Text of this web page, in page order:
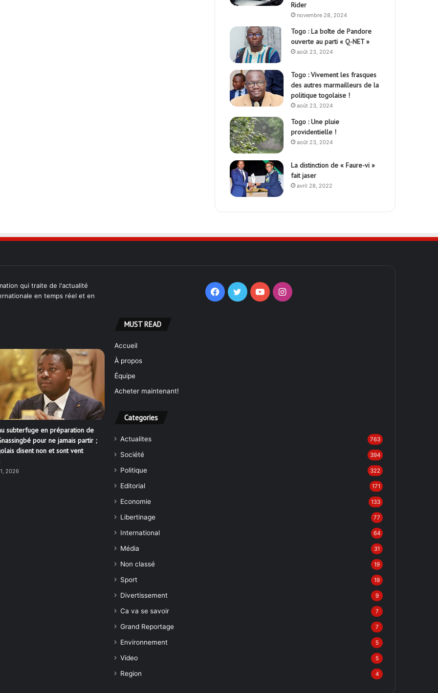
Rider
novembre 28, 2024
Togo : La boîte de Pandore
ouverte au parti « Q-NET »
août 23, 2024
Togo : Vivement les frasques
des autres marmailleurs de la
politique togolaise !
août 23, 2024
Togo : Une pluie
providentielle !
août 23, 2024
La distinction de « Faure-vi »
fait jaser
avril 28, 2022
qui traite de l'actualité
en temps réel et en
subterfuge en préparation de
pour ne jamais partir ;
disent non et sont vent
2026
Facebook
TwitterYouTubeInstagram
MUST READ
Accueil
À propos
Équipe
Acheter maintenant!
Categories
Actualites 763
Société 394
Politique 322
Editorial 171
Economie 133
Libertinage 77
International 64
Média 31
Non classé 19
Sport 19
Divertissement 9
Ca va se savoir 7
Grand Reportage 7
Environnement 5
Video 5
Region 4